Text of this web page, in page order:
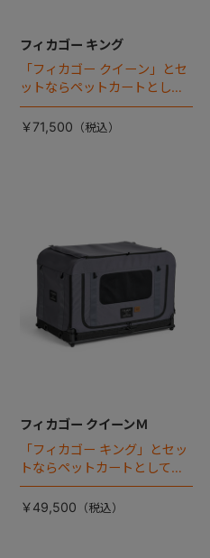
フィカゴー キング
「フィカゴー クイーン」とセ
ットならペットカートとして
使える、耐荷重50kgの大型犬
向け車体登場！
￥71,500
フィカゴー クイーンＭ
「フィカゴー キング」とセッ
トならペットカートとしても
使える、耐荷重50㎏の大型犬
向けケージが登場！
￥49,500